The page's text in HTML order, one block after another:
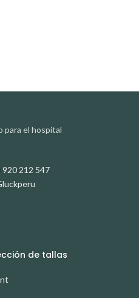
para el hospital
212 547
de tallas